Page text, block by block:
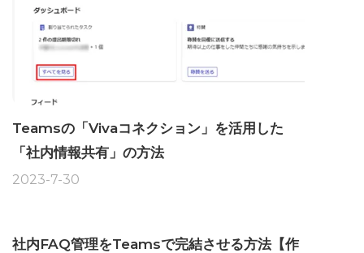
Teamsの「Vivaコネクション」を活用した
「社内情報共有」の方法
2023-7-30
社内FAQ管理をTeamsで完結させる方法【作